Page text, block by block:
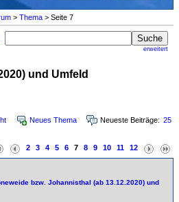
> Thema > Seite 7
erweitert
und Umfeld
Neues Thema Neueste Beiträge: 25
2 3 4 5 6 7 8 9 10 11 12
bzw. Johannisthal (ab 13.12.2020) und